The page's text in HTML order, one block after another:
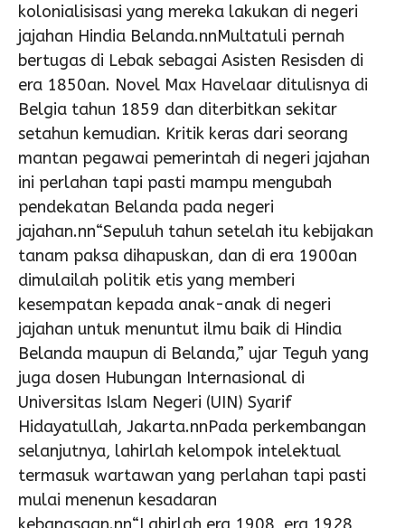
kolonialisisasi yang mereka lakukan di negeri
jajahan Hindia Belanda.nnMultatuli pernah
bertugas di Lebak sebagai Asisten Resisden di
era 1850an. Novel Max Havelaar ditulisnya di
Belgia tahun 1859 dan diterbitkan sekitar
setahun kemudian. Kritik keras dari seorang
mantan pegawai pemerintah di negeri jajahan
ini perlahan tapi pasti mampu mengubah
pendekatan Belanda pada negeri
jajahan.nn“Sepuluh tahun setelah itu kebijakan
tanam paksa dihapuskan, dan di era 1900an
dimulailah politik etis yang memberi
kesempatan kepada anak-anak di negeri
jajahan untuk menuntut ilmu baik di Hindia
Belanda maupun di Belanda,” ujar Teguh yang
juga dosen Hubungan Internasional di
Universitas Islam Negeri (UIN) Syarif
Hidayatullah, Jakarta.nnPada perkembangan
selanjutnya, lahirlah kelompok intelektual
termasuk wartawan yang perlahan tapi pasti
mulai menenun kesadaran